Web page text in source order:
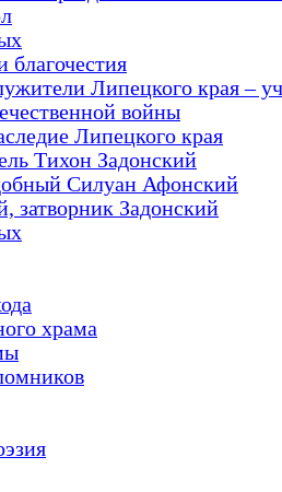
Липецкого края –
войны
Липецкого края
Тихон Задонский
Силуан Афонский
затворник Задонский
храма